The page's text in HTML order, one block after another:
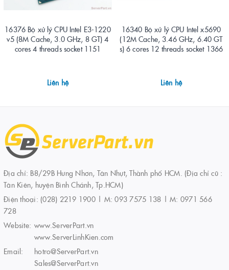
16376 Bộ xử lý CPU Intel E3-1220
v5 (8M Cache, 3.0 GHz, 8 GT) 4
cores 4 threads socket 1151
Liên hệ
16340 Bộ xử lý CPU Intel x5690
(12M Cache, 3.46 GHz, 6.40 GT
s) 6 cores 12 threads socket 1366
Liên hệ
Địa chỉ: B8/29B Hưng Nhơn, Tân Nhựt, Thành phố HCM. (Địa chỉ cũ :
Tân Kiên, huyện Bình Chánh, Tp.HCM)
Điện thoại: (028) 2219 1900 | M: 093 7575 138 | M: 0971 566
728
Website: www.ServerPart.vn
www.ServerLinhKien.com
Email:
hotro@ServerPart.vn
Sales@ServerPart.vn